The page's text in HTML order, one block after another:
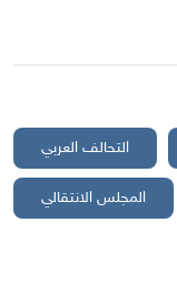
التحالف العربي
المجلس الانتقالي